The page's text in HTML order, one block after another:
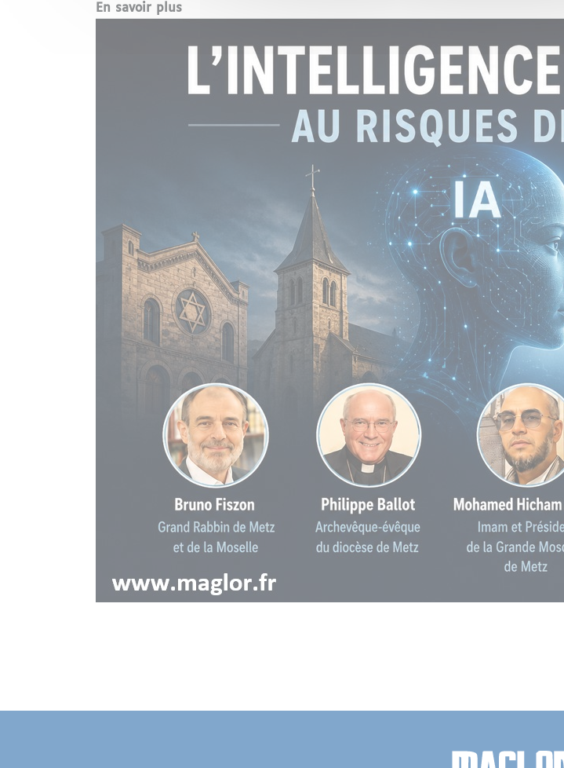
En savoir plus